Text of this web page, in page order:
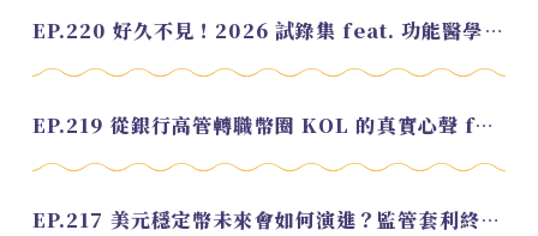
EP.220 好久不見！2026 試錄集 feat. 功能醫學營養師 美寶
EP.219 從銀行高管轉職幣圈 KOL 的真實心聲 feat.龜大
EP.217 美元穩定幣未來會如何演進？監管套利終將收斂？feat. 研究員 余哲安